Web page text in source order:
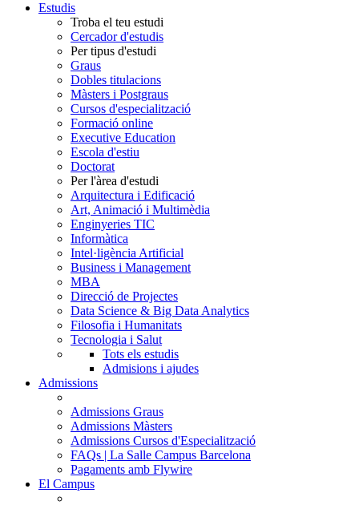
Estudis
Troba el teu estudi
Cercador d'estudis
Per tipus d'estudi
Graus
Dobles titulacions
Màsters i Postgraus
Cursos d'especialització
Formació online
Executive Education
Escola d'estiu
Doctorat
Per l'àrea d'estudi
Arquitectura i Edificació
Art, Animació i Multimèdia
Enginyeries TIC
Informàtica
Intel·ligència Artificial
Business i Management
MBA
Direcció de Projectes
Data Science & Big Data Analytics
Filosofia i Humanitats
Tecnologia i Salut
Tots els estudis
Admisions i ajudes
Admissions
Admissions Graus
Admissions Màsters
Admissions Cursos d'Especialització
FAQs | La Salle Campus Barcelona
Pagaments amb Flywire
El Campus